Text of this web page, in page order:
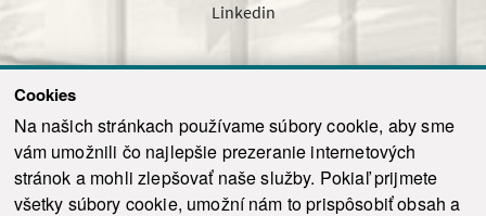
Cookies
Na našich stránkach používame súbory cookie, aby sme
vám umožnili čo najlepšie prezeranie internetových
stránok a mohli zlepšovať naše služby. Pokiaľ prijmete
všetky súbory cookie, umožní nám to prispôsobiť obsah a
Linkedin